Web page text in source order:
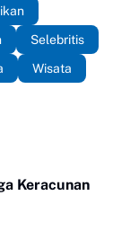
Selebritis
Wisata
Keracunan